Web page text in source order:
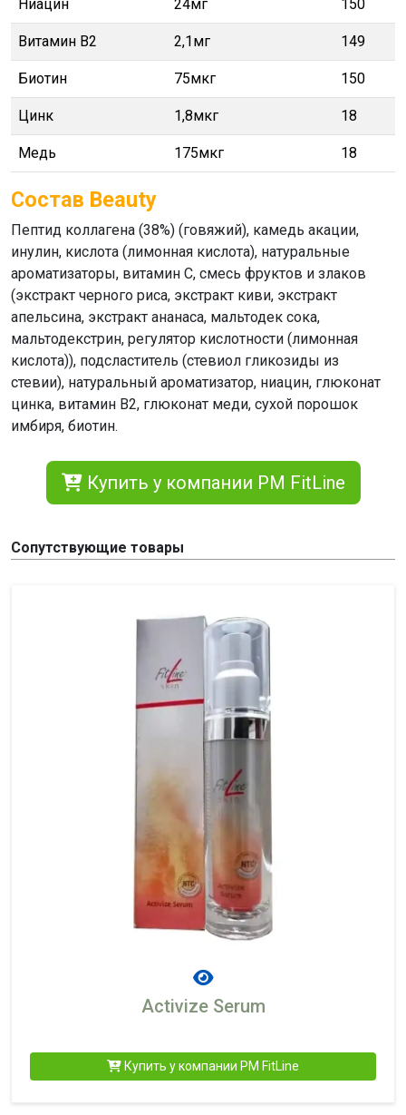
Ниацин 24мг 150
Витамин В2 2,1мг 149
Биотин 75мкг 150
Цинк 1,8мкг 18
Медь 175мкг 18
Состав Beauty
Пептид коллагена (38%) (говяжий), камедь акации,
инулин, кислота (лимонная кислота), натуральные
ароматизаторы, витамин С, смесь фруктов и злаков
(экстракт черного риса, экстракт киви, экстракт
апельсина, экстракт ананаса, мальтодек сока,
мальтодекстрин, регулятор кислотности (лимонная
кислота)), подсластитель (стевиол гликозиды из
стевии), натуральный ароматизатор, ниацин, глюконат
цинка, витамин В2, глюконат меди, сухой порошок
имбиря, биотин.
Купить у компании PM FitLine
Сопутствующие товары
Activize Serum
Купить у компании PM FitLine